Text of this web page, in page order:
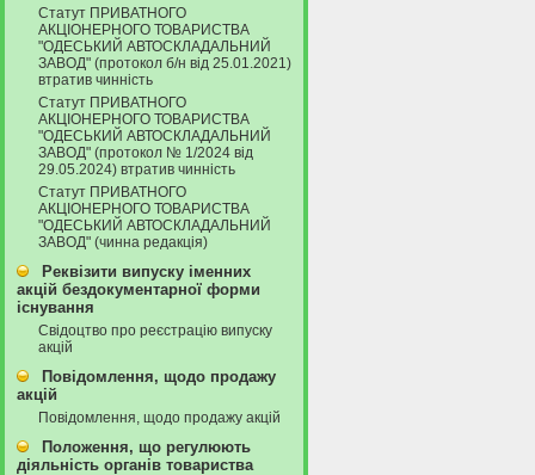
Статут ПРИВАТНОГО
АКЦІОНЕРНОГО ТОВАРИСТВА
"ОДЕСЬКИЙ АВТОСКЛАДАЛЬНИЙ
ЗАВОД" (протокол б/н від 25.01.2021)
втратив чинність
Статут ПРИВАТНОГО
АКЦІОНЕРНОГО ТОВАРИСТВА
"ОДЕСЬКИЙ АВТОСКЛАДАЛЬНИЙ
ЗАВОД" (протокол № 1/2024 від
29.05.2024) втратив чинність
Статут ПРИВАТНОГО
АКЦІОНЕРНОГО ТОВАРИСТВА
"ОДЕСЬКИЙ АВТОСКЛАДАЛЬНИЙ
ЗАВОД" (чинна редакція)
Реквізити випуску іменних
акцій бездокументарної форми
існування
Свідоцтво про реєстрацію випуску
акцій
Повідомлення, щодо продажу
акцій
Повідомлення, щодо продажу акцій
Положення, що регулюють
діяльність органів товариства